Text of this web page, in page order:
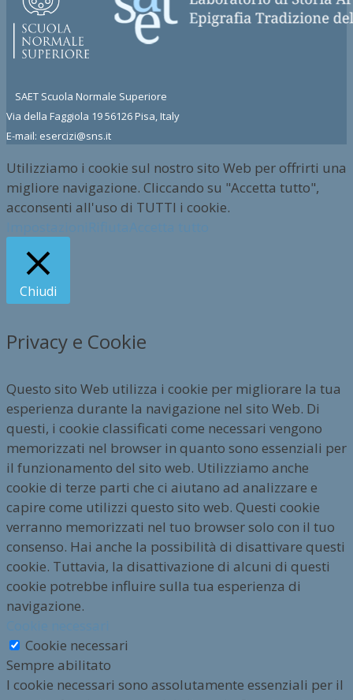
SAET Scuola Normale Superiore
Via della Faggiola 19 56126 Pisa, Italy
E-mail: esercizi@sns.it
Utilizziamo i cookie sul nostro sito Web per offrirti una
migliore navigazione. Cliccando su "Accetta tutto",
acconsenti all'uso di TUTTI i cookie.
Chiudi
Privacy e Cookie
Questo sito Web utilizza i cookie per migliorare la tua
esperienza durante la navigazione nel sito Web. Di
questi, i cookie classificati come necessari vengono
memorizzati nel browser in quanto sono essenziali per
il funzionamento del sito web. Utilizziamo anche
cookie di terze parti che ci aiutano ad analizzare e
capire come utilizzi questo sito web. Questi cookie
verranno memorizzati nel tuo browser solo con il tuo
consenso. Hai anche la possibilità di disattivare questi
cookie. Tuttavia, la disattivazione di alcuni di questi
cookie potrebbe influire sulla tua esperienza di
navigazione.
Cookie necessari
Sempre abilitato
I cookie necessari sono assolutamente essenziali per il